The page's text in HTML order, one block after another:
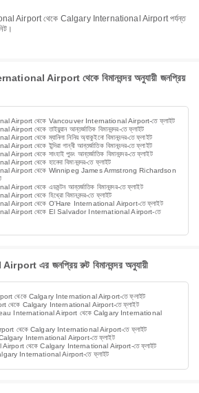
Airport থেকে বিমানবন্দর অনুযায়ী জনপ্রিয়
Airport থেকে Vancouver International Airport-তে ফ্লাইট
থেকে তাইয়ুয়ান আন্তর্জাতিক বিমানবন্দর-তে ফ্লাইট
থেকে ম্যানিলা নিনিয় অ্যাকুইনো বিমানবন্দর-তে ফ্লাইট
থেকে ইন্দিরা গান্ধী আন্তর্জাতিক বিমানবন্দর-তে ফ্লাইট
থেকে সাংহাই পুডং আন্তর্জাতিক বিমানবন্দর-তে ফ্লাইট
থেকে হানেদা বিমানবন্দর-তে ফ্লাইট
Airport থেকে Winnipeg James Armstrong Richardson
থেকে এডমন্টন আন্তর্জাতিক বিমানবন্দর-তে ফ্লাইট
থেকে হিথ্রো বিমানবন্দর-তে ফ্লাইট
Airport থেকে O'Hare International Airport-তে ফ্লাইট
Airport থেকে El Salvador International Airport-তে
এর জনপ্রিয় রুট বিমানবন্দর অনুযায়ী
থেকে Calgary International Airport-তে ফ্লাইট
থেকে Calgary International Airport-তে ফ্লাইট
International Airport থেকে Calgary International
থেকে Calgary International Airport-তে ফ্লাইট
International Airport-তে ফ্লাইট
থেকে Calgary International Airport-তে ফ্লাইট
Calgary International Airport-তে ফ্লাইট